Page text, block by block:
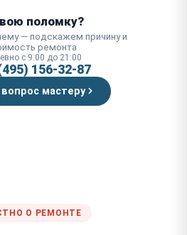
поломку?
— подскажем причину и
ремонта
с 9:00 до 21:00
156-32-87
мастеру
О РЕМОНТЕ